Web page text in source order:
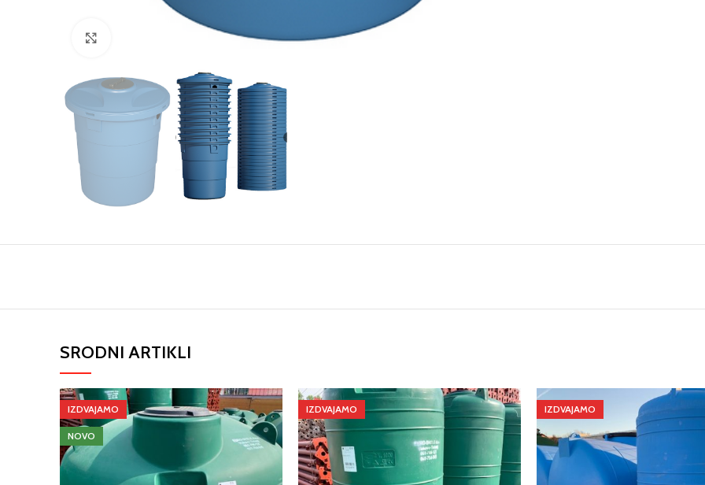
SRODNI ARTIKLI
IZDVAJAMO
NOVO
IZDVAJAMO IZDVAJAMO